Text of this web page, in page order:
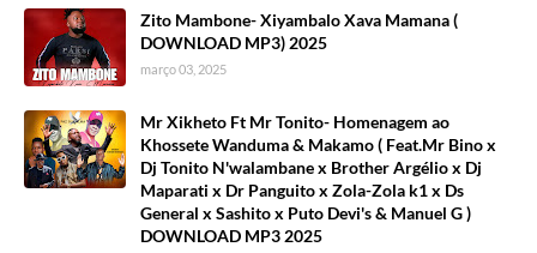
Zito Mambone- Xiyambalo Xava Mamana (
DOWNLOAD MP3) 2025
março 03, 2025
Mr Xikheto Ft Mr Tonito- Homenagem ao
Khossete Wanduma & Makamo ( Feat.Mr Bino x
Dj Tonito N'walambane x Brother Argélio x Dj
Maparati x Dr Panguito x Zola-Zola k1 x Ds
General x Sashito x Puto Devi's & Manuel G )
DOWNLOAD MP3 2025